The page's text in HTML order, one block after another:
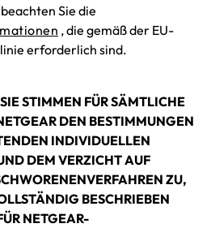
Sie die
, die gemäß der EU-
erforderlich sind.
STIMMEN FÜR SÄMTLICHE
DEN BESTIMMUNGEN
INDIVIDUELLEN
DEM VERZICHT AUF
ZU,
BESCHRIEBEN
NETGEAR-